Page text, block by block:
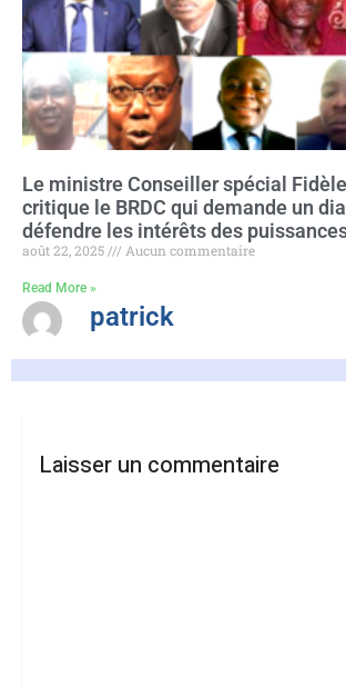
Le ministre Conseiller spécial
critique le BRDC qui demande un
défendre les intérêts des
août 22, 2025 Aucun commentaire
Read More »
patrick
Laisser un commentaire